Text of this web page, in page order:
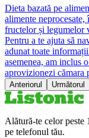
Dieta bazată pe
alimente
fructelor și legumelor
Pentru a te ajuta să
adunat toate
asemenea, am inclus
aprovizionezi cămara
Anteriorul Următorul
Alătură-te celor
pe telefonul tău.